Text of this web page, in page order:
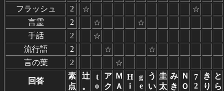
フラッシュ
2 ☆
☆
言霊
2 ☆
☆
手話
2
☆
流行語
2 ☆
☆
言の葉
2 ☆
回答
素
点
辻
。
t
o
ア
ク
Ｍ
Ａ
H
i
g
e
う
い
圭
太
み
き
Ｎ
Ｏ
7
2
き
り
と
ら